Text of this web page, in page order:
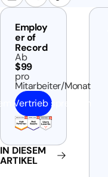
Employ
er of
Record
Ab
$99
pro
Mitarbeiter/Monat
Vertrieb sprechen
IN DIESEM
ARTIKEL